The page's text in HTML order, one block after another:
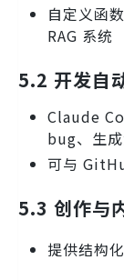
自定义函
RAG 系统
5.2 开发自
Claude
bug、生
可与
5.3 创作与
提供结构